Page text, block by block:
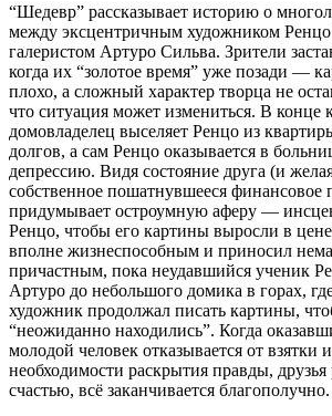
“Шедевр” рассказывает историю о
между эксцентричным художником
галеристом Артуро Сильва. Зрители
когда их “золотое время” уже позади —
плохо, а сложный характер творца не
что ситуация может измениться. В конце
домовладелец выселяет Ренцо из
долгов, а сам Ренцо оказывается в
депрессию. Видя состояние друга (и
собственное пошатнувшееся
придумывает остроумную аферу —
Ренцо, чтобы его картины выросли в
вполне жизнеспособным и приносил
причастным, пока неудавшийся ученик
Артуро до небольшого домика в горах,
художник продолжал писать картины,
“неожиданно находились”. Когда
молодой человек отказывается от взятки
необходимости раскрытия правды,
счастью, всё заканчивается благополучно.